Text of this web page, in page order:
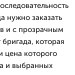
нужно заказать
и с прозрачным
которая
цена которого
и выбранных